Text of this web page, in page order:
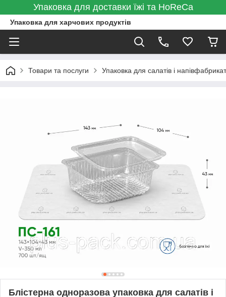
Упаковка для доставки їжі та HoReCa
Упаковка для харчових продуктів
Товари та послуги Упаковка для салатів і
Блістерна одноразова упаковка для салатів і